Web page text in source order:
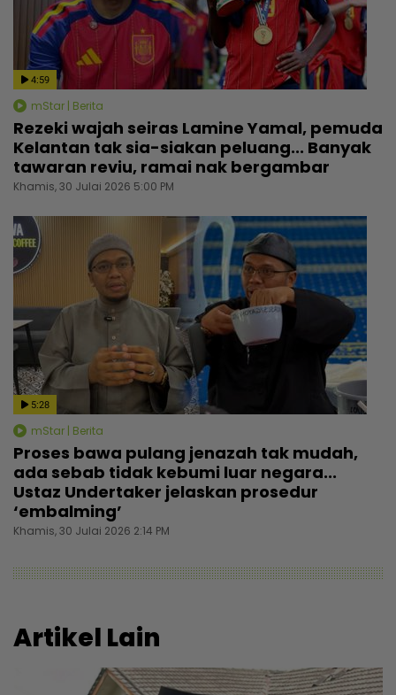
4:59
mStar | Berita
Rezeki wajah seiras Lamine Yamal, pemuda
Kelantan tak sia-siakan peluang... Banyak
tawaran reviu, ramai nak bergambar
Khamis, 30 Julai 2026 5:00 PM
5:28
mStar | Berita
Proses bawa pulang jenazah tak mudah,
ada sebab tidak kebumi luar negara...
Ustaz Undertaker jelaskan prosedur
‘embalming’
Khamis, 30 Julai 2026 2:14 PM
Artikel Lain